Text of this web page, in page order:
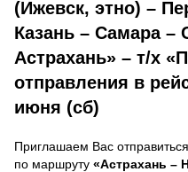
(Ижевск, этно) –
Казань – Самара –
Астрахань» – т/х
отправления в
июня (сб)
Приглашаем Вас
по маршруту «Астрахань –